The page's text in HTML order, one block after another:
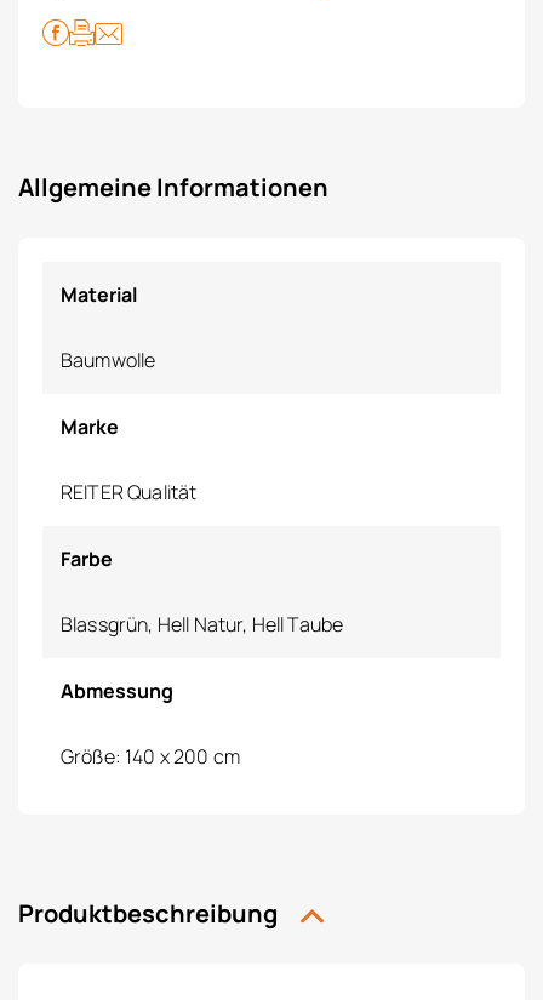
Allgemeine Informationen
Material
Baumwolle
Marke
REITER Qualität
Farbe
Blassgrün, Hell Natur, Hell Taube
Abmessung
Größe: 140 x 200 cm
Produktbeschreibung